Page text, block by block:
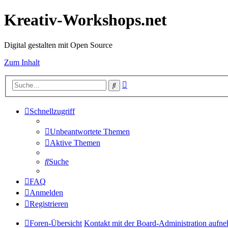
Kreativ-Workshops.net
Digital gestalten mit Open Source
Zum Inhalt
Suche
Schnellzugriff
Unbeantwortete Themen
Aktive Themen
Suche
FAQ
Anmelden
Registrieren
Foren-Übersicht Kontakt mit der Board-Administration